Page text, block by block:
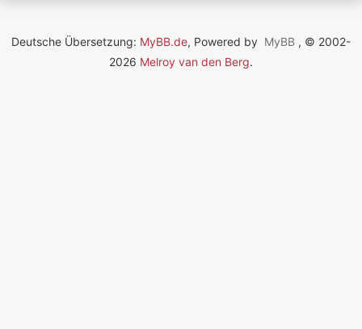
Deutsche Übersetzung: MyBB.de, Powered by MyBB , © 2002-
2026 Melroy van den Berg.